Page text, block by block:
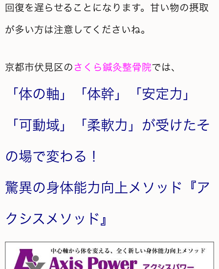
回復を遅らせることになります。 甘い物の摂取
が多い方は注意してくださいね。
京都市伏見区の さくら鍼灸整骨院では、
「体の軸」「体幹」「安定力」
「可動域」「柔軟力」が受けたそ
の場で変わる！
驚異の身体能力向上メソッド『ア
クシスメソッド』